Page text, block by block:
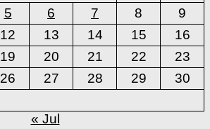
5 6 7 8
9
12 13 14 15
16
19 20 21 22
23
26 27 28 29
30
« Jul